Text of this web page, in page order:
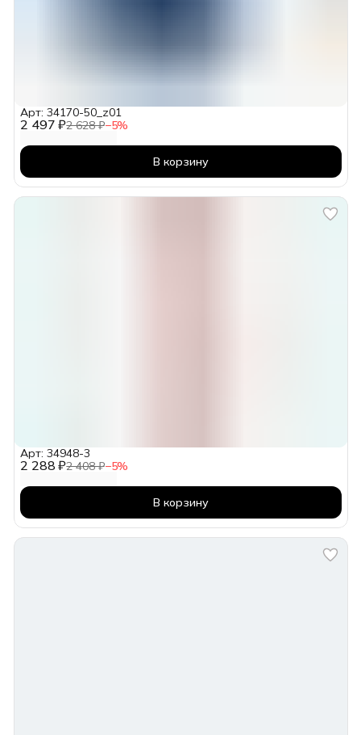
2 497 ₽2 628 ₽−5%
Арт: 34170-50_z01
В корзину
2 288 ₽2 408 ₽−5%
Арт: 34948-3
В корзину